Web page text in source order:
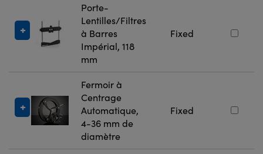
Porte-
Lentilles/Filtres
à Barres
Impérial, 118
mm
Fixed
Fermoir à
Centrage
Automatique,
4-36 mm de
diamètre
Fixed